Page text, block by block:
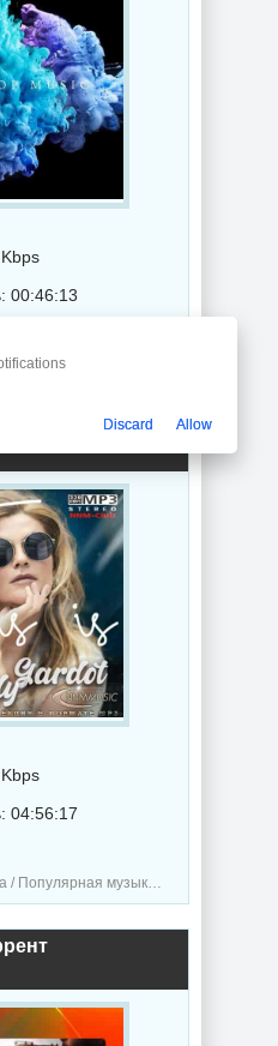
00:46:13
/ Джаз музыка / Поп музыка / Музыка VA
04:56:17
/ Джаз музыка / Музыка VA / Chillout music
Discard Allow